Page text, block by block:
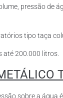
pressão de
tipo taça
até 200.000 litros.
sobre a água